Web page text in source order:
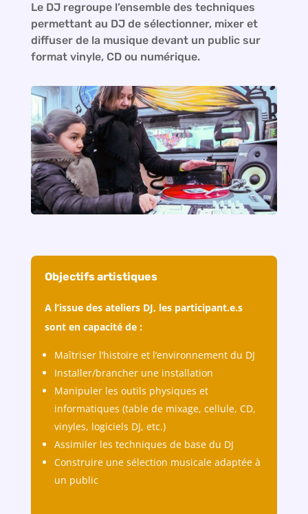
Le DJ regroupe l’ensemble des techniques
permettant au DJ de sélectionner, mixer et
diffuser de la musique devant un public sur
format vinyle, CD ou numérique.
Objectifs artistiques
A l’issue des ateliers DJ, les participant.e.s
sont en capacité de :
Maîtriser l’histoire et l’environnement du DJ
Installer/brancher une installation
Manipuler les outils physiques et
informatiques (table de mixage, cellule, CD,
vinyles, logiciels DJ, etc.)
Assimiler les techniques de base du DJ
Construire une sélection musicale adaptée à
un public